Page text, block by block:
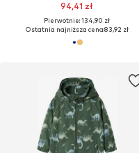
94,41 zł
Pierwotnie: 134,90 zł
Ostatnia najniższa cena:83,92 zł